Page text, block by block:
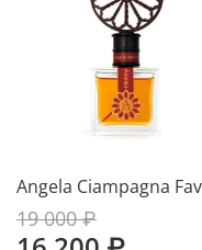
Angela Ciampagna
19 000 ₽